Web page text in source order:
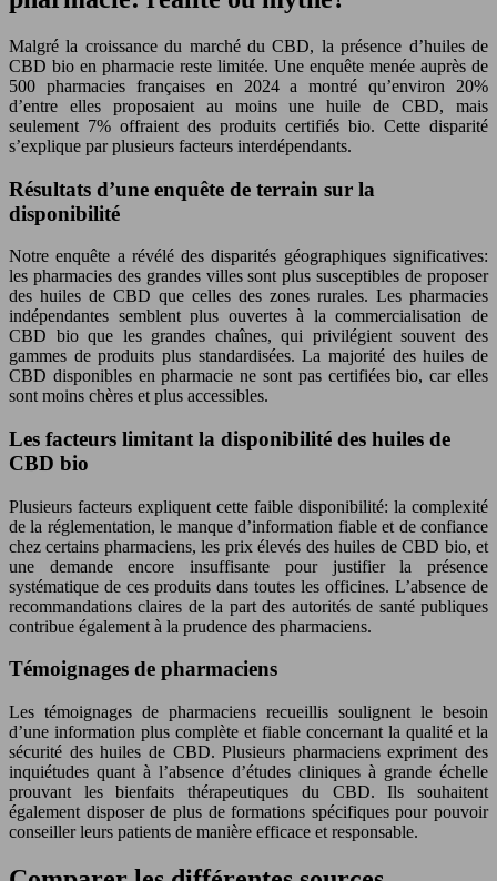
Malgré la croissance du marché du CBD, la présence d’huiles de
CBD bio en pharmacie reste limitée. Une enquête menée auprès de
500 pharmacies françaises en 2024 a montré qu’environ 20%
d’entre elles proposaient au moins une huile de CBD, mais
seulement 7% offraient des produits certifiés bio. Cette disparité
s’explique par plusieurs facteurs interdépendants.
Résultats d’une enquête de terrain sur la
disponibilité
Notre enquête a révélé des disparités géographiques significatives:
les pharmacies des grandes villes sont plus susceptibles de proposer
des huiles de CBD que celles des zones rurales. Les pharmacies
indépendantes semblent plus ouvertes à la commercialisation de
CBD bio que les grandes chaînes, qui privilégient souvent des
gammes de produits plus standardisées. La majorité des huiles de
CBD disponibles en pharmacie ne sont pas certifiées bio, car elles
sont moins chères et plus accessibles.
Les facteurs limitant la disponibilité des huiles de
CBD bio
Plusieurs facteurs expliquent cette faible disponibilité: la complexité
de la réglementation, le manque d’information fiable et de confiance
chez certains pharmaciens, les prix élevés des huiles de CBD bio, et
une demande encore insuffisante pour justifier la présence
systématique de ces produits dans toutes les officines. L’absence de
recommandations claires de la part des autorités de santé publiques
contribue également à la prudence des pharmaciens.
Témoignages de pharmaciens
Les témoignages de pharmaciens recueillis soulignent le besoin
d’une information plus complète et fiable concernant la qualité et la
sécurité des huiles de CBD. Plusieurs pharmaciens expriment des
inquiétudes quant à l’absence d’études cliniques à grande échelle
prouvant les bienfaits thérapeutiques du CBD. Ils souhaitent
également disposer de plus de formations spécifiques pour pouvoir
conseiller leurs patients de manière efficace et responsable.